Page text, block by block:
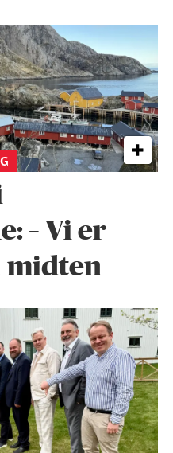
– Vi er
midten